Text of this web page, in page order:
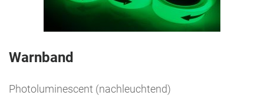
Warnband
Photoluminescent (nachleuchtend)